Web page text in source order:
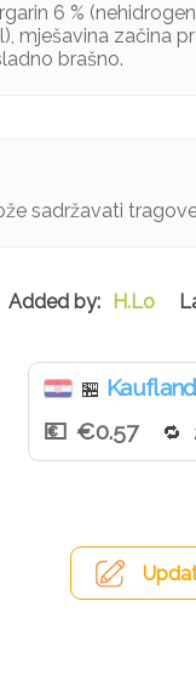
6 %
mješavina začina
brašno.
sadržavati
H.Lo
🏪
€0.57